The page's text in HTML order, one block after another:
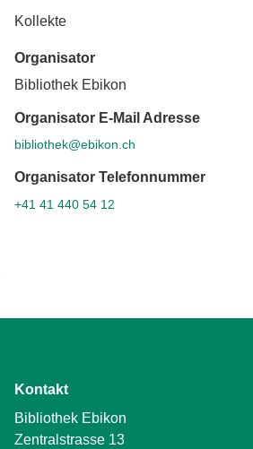
Kollekte
Organisator
Bibliothek Ebikon
Organisator E-Mail Adresse
bibliothek@ebikon.ch
Organisator Telefonnummer
+41 41 440 54 12
Kontakt
Bibliothek Ebikon
Zentralstrasse 13